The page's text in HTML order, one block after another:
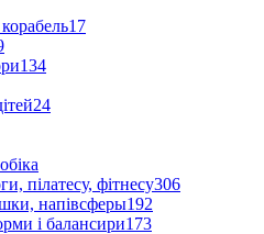
17
134
24
пілатесу, фітнесу306
напівсферы192
і балансири173